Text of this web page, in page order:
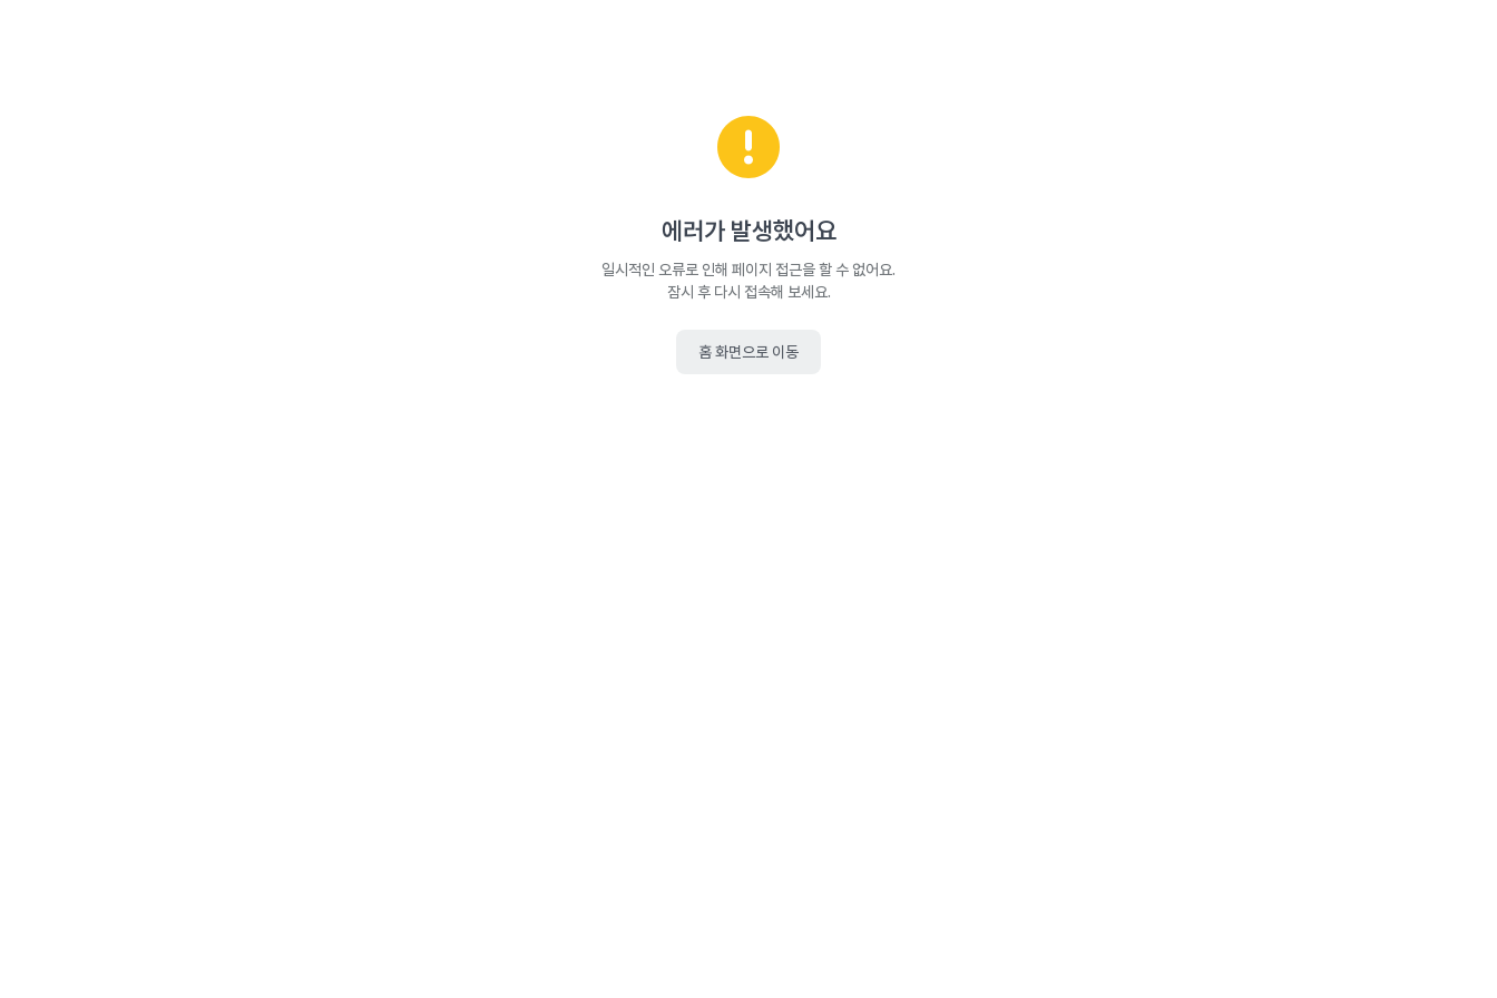
에러가 발생했어요
일시적인 오류로 인해 페이지 접근을 할 수 없어요.
잠시 후 다시 접속해 보세요.
홈 화면으로 이동